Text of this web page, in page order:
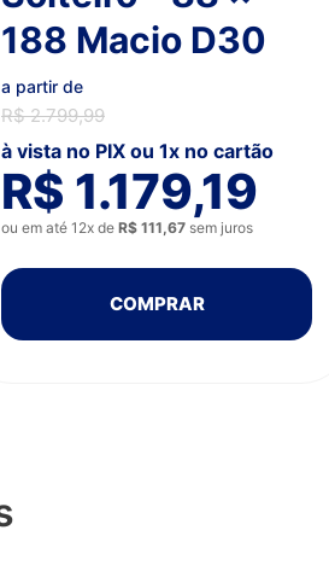
188 Macio D30
a partir de
R$ 2.799,99
à vista no PIX ou 1x no cartão
R$ 1.179,19
ou em até 12x de R$ 111,67 sem juros
COMPRAR